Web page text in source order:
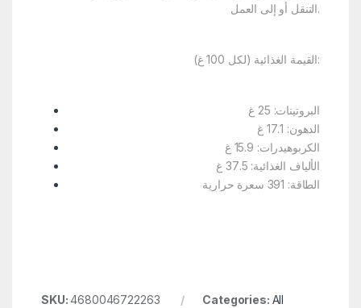
التنقل أو إلى العمل.
القيمة الغذائية (لكل 100 غ):
البروتينات: 25 غ
الدهون: 17.1 غ
الكربوهيدرات: 15.9 غ
الألياف الغذائية: 37.5 غ
الطاقة: 391 سعرة حرارية
SKU:4680046722263 Categories: All